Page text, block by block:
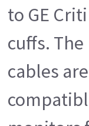
to GE
cuffs.
cables